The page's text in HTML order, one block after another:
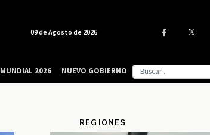
REGIONES
09 de Agosto de 2026
MUNDIAL 2026 NUEVO GOBIERNO